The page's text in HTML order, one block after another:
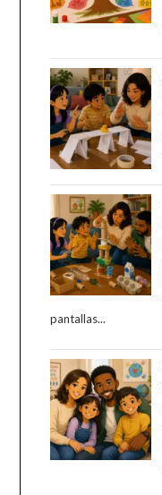
pantallas...